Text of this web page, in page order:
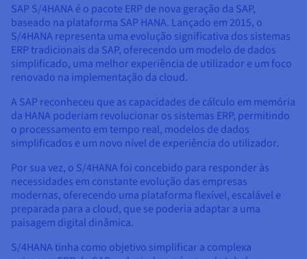
SAP S/4HANA é o pacote ERP de nova geração da SAP,
baseado na plataforma SAP HANA. Lançado em 2015, o
S/4HANA representa uma evolução significativa dos sistemas
ERP tradicionais da SAP, oferecendo um modelo de dados
simplificado, uma melhor experiência de utilizador e um foco
renovado na implementação da cloud.
A SAP reconheceu que as capacidades de cálculo em memória
da HANA poderiam revolucionar os sistemas ERP, permitindo
o processamento em tempo real, modelos de dados
simplificados e um novo nível de experiência do utilizador.
Por sua vez, o S/4HANA foi concebido para responder às
necessidades em constante evolução das empresas
modernas, oferecendo uma plataforma flexível, escalável e
preparada para a cloud, que se poderia adaptar a uma
paisagem digital dinâmica.
S/4HANA tinha como objetivo simplificar a complexa